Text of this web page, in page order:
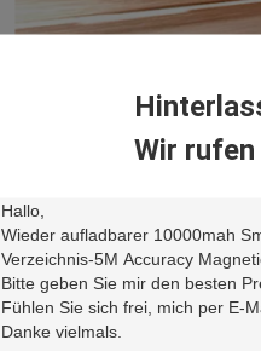
Wir rufen
Normaler Modus:
der